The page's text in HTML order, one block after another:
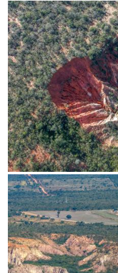
Limite de download
Status